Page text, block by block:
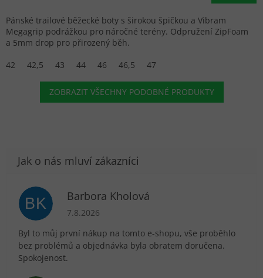
Pánské trailové běžecké boty s širokou špičkou a Vibram
Megagrip podrážkou pro náročné terény. Odpružení ZipFoam
a 5mm drop pro přirozený běh.
42
42,5 43 44 46 46,5 47
ZOBRAZIT VŠECHNY PODOBNÉ PRODUKTY
BK Barbora Kholová
Hodnocení obchodu je 5 z 5 hvězdiček.
7.8.2026
Byl to můj první nákup na tomto e-shopu, vše proběhlo
bez problémů a objednávka byla obratem doručena.
Spokojenost.